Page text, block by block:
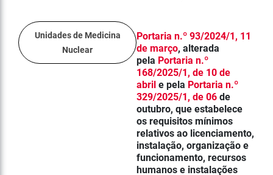
Unidades de Medicina
Nuclear
Portaria n.º 93/2024/1, 11
de março, alterada
pela Portaria n.º
168/2025/1, de 10 de
abril e pela Portaria n.º
329/2025/1, de 06 de
outubro, que estabelece
os requisitos mínimos
relativos ao licenciamento,
instalação, organização e
funcionamento, recursos
humanos e instalações